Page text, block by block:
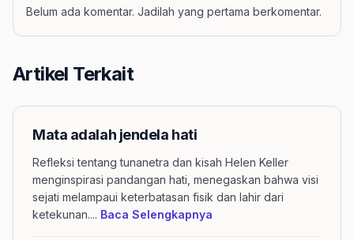
Belum ada komentar. Jadilah yang pertama berkomentar.
Artikel Terkait
Mata adalah jendela hati
Refleksi tentang tunanetra dan kisah Helen Keller
menginspirasi pandangan hati, menegaskan bahwa visi
sejati melampaui keterbatasan fisik dan lahir dari
ketekunan.... Baca Selengkapnya